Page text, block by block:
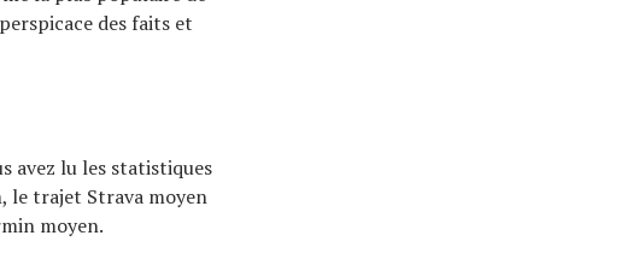
des faits et
avez lu les statistiques
le trajet Strava moyen
moyen.